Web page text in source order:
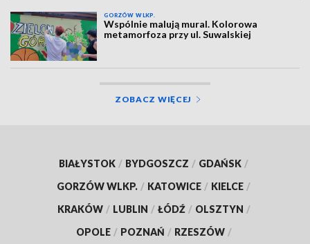
GORZÓW WLKP.
Wspólnie malują mural. Kolorowa
metamorfoza przy ul. Suwalskiej
ZOBACZ WIĘCEJ
BIAŁYSTOK / BYDGOSZCZ / GDAŃSK /
GORZÓW WLKP. / KATOWICE / KIELCE /
KRAKÓW / LUBLIN / ŁÓDŹ / OLSZTYN /
OPOLE / POZNAŃ / RZESZÓW /